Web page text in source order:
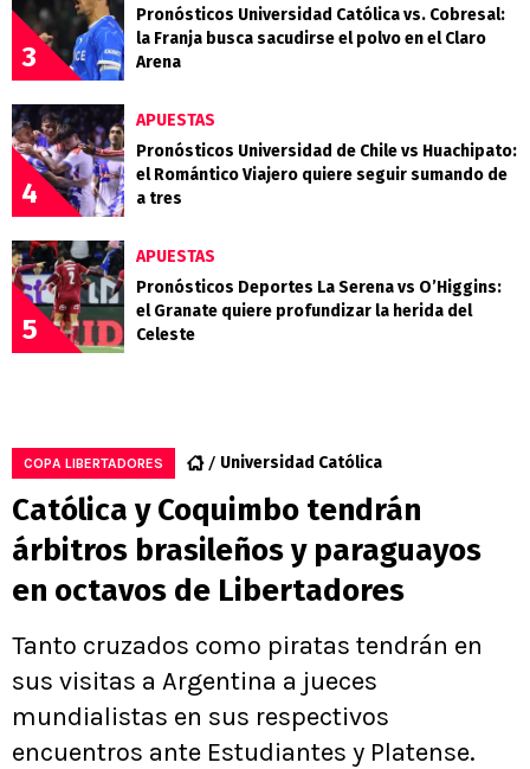
3
Pronósticos Universidad Católica vs. Cobresal:
la Franja busca sacudirse el polvo en el Claro
Arena
4
APUESTAS
Pronósticos Universidad de Chile vs Huachipato:
el Romántico Viajero quiere seguir sumando de
a tres
5
APUESTAS
Pronósticos Deportes La Serena vs O’Higgins:
el Granate quiere profundizar la herida del
Celeste
COPA LIBERTADORES Universidad Católica
Católica y Coquimbo tendrán
árbitros brasileños y paraguayos
en octavos de Libertadores
Tanto cruzados como piratas tendrán en
sus visitas a Argentina a jueces
mundialistas en sus respectivos
encuentros ante Estudiantes y Platense.